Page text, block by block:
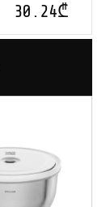
30.24₾